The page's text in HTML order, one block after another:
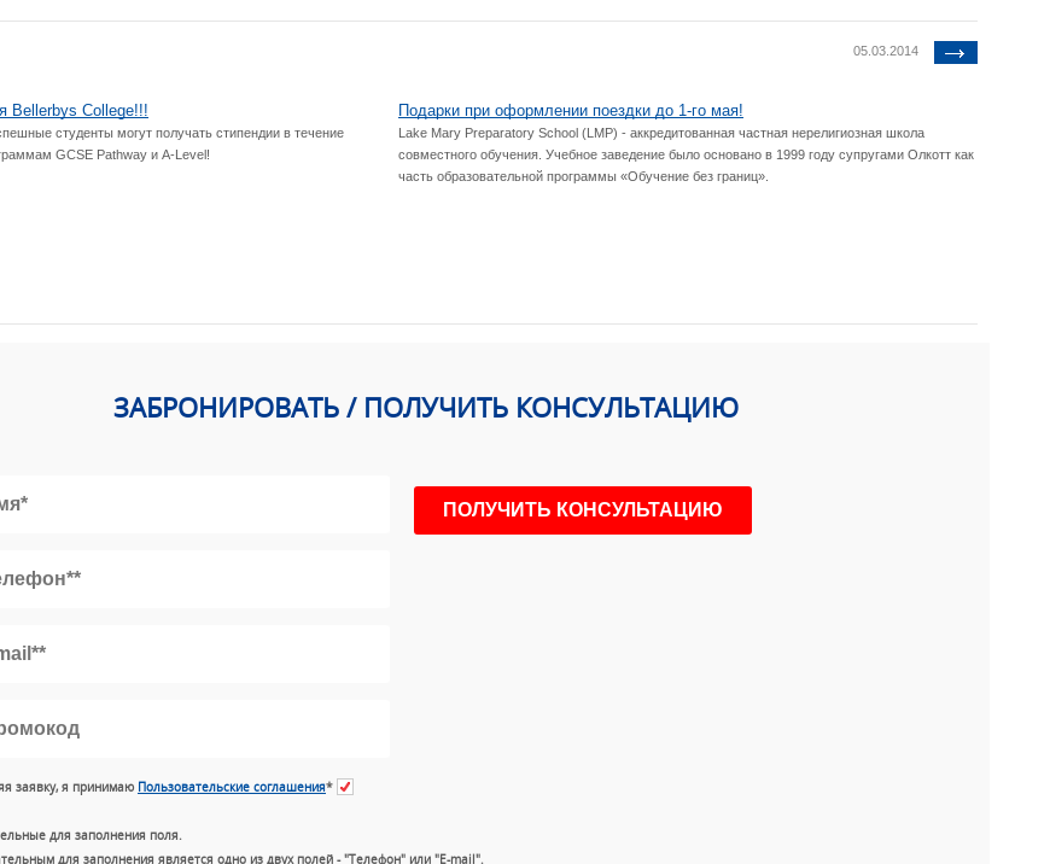
Bellerbys College!!!
студенты могут получать стипендии в течение
GCSE Pathway и A-Level!
05.03.2014
Подарки при оформлении поездки до 1-го мая!
Lake Mary Preparatory School (LMP) - аккредитованная частная нерелигиозная школа
совместного обучения. Учебное заведение было основано в 1999 году супругами Олкотт как
часть образовательной программы «Обучение без границ».
ЗАБРОНИРОВАТЬ / ПОЛУЧИТЬ КОНСУЛЬТАЦИЮ
заявку, я принимаю Пользовательские соглашения*
для заполнения поля.
для заполнения является одно из двух полей - "Телефон" или "E-mail".